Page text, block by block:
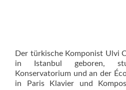
Der türkische Komponist Ulvi
in Istanbul geboren,
Konservatorium und an der
in Paris Klavier und